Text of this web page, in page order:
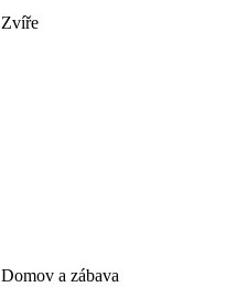
Zvíře
Domov a zábava